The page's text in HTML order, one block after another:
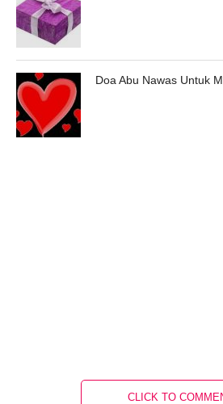
Doa Abu Nawas Untuk
CLICK TO